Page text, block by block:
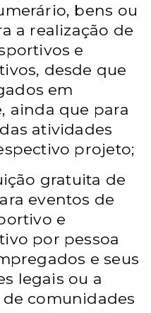
bens ou
a realização de
e
desde que
em
ainda que para
atividades
projeto;
gratuita de
eventos de
e
por pessoa
e seus
legais ou a
comunidades